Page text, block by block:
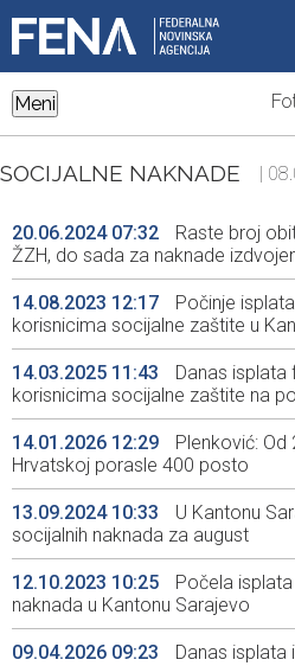
Meni
SOCIJALNE NAKNADE |
20.06.2024 07:32
Raste broj
ŽZH, do sada za naknade
14.08.2023 12:17
Počinje
korisnicima socijalne zaštite u
14.03.2025 11:43
Danas isplata
korisnicima socijalne zaštite na
14.01.2026 12:29
Plenković:
Hrvatskoj porasle 400 posto
13.09.2024 10:33
U Kantonu
socijalnih naknada za august
12.10.2023 10:25
Počela
naknada u Kantonu Sarajevo
09.04.2026 09:23 Danas isplata